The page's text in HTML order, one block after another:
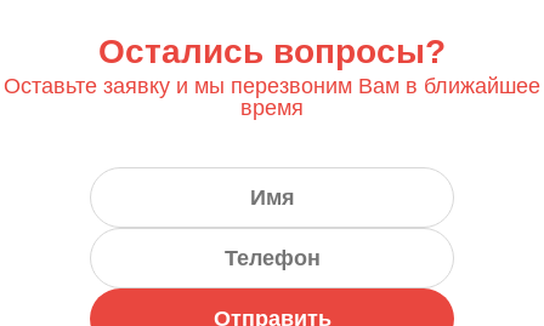
Остались вопросы?
Оставьте заявку и мы перезвоним Вам в ближайшее
время
Отправить